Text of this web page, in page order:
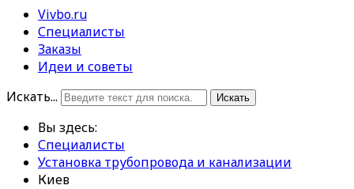
Vivbo.ru
Специалисты
Заказы
Идеи и советы
Искать...
Искать
Вы здесь:
Специалисты
Установка трубопровода и канализации
Киев